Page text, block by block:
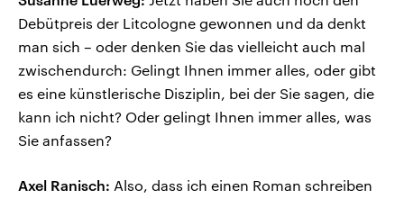
Debütpreis der Litcologne gewonnen und da denkt
man sich – oder denken Sie das vielleicht auch mal
zwischendurch: Gelingt Ihnen immer alles, oder gibt
es eine künstlerische Disziplin, bei der Sie sagen, die
kann ich nicht? Oder gelingt Ihnen immer alles, was
Sie anfassen?
Axel Ranisch: Also, dass ich einen Roman schreiben